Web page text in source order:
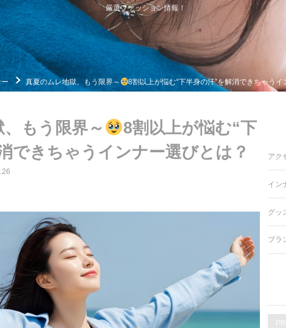
厳選ファッション情報！
ー 真夏のムレ地獄、もう限界～ 8割以上が悩む“下半身の汗”を解消できちゃうイ
もう限界～
8割以上が悩む“下
できちゃうインナー選びとは？
アク
イン
グッ
ブラ
PR